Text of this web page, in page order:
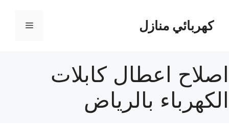
المحتوىكهربائي منازل القائمة
اصلاح اعطال كابلات
الكهرباء بالرياض